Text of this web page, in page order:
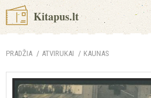
Kitapus.lt
PRADŽIA ATVIRUKAI KAUNAS